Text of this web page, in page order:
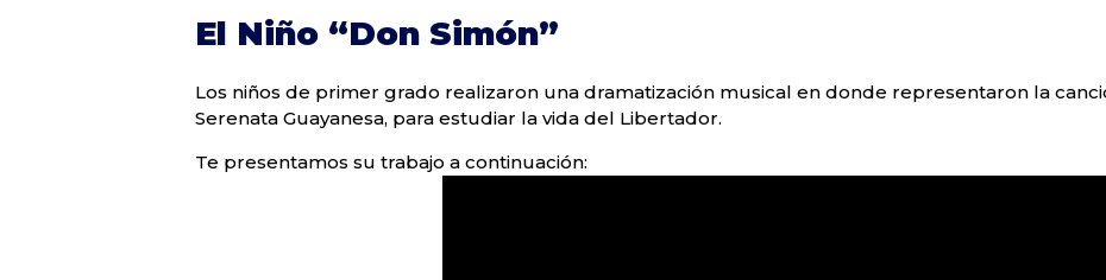
El Niño “Don Simón”
Los niños de primer grado realizaron una dramatización musical en donde representaron la
Serenata Guayanesa, para estudiar la vida del Libertador.
Te presentamos su trabajo a continuación: